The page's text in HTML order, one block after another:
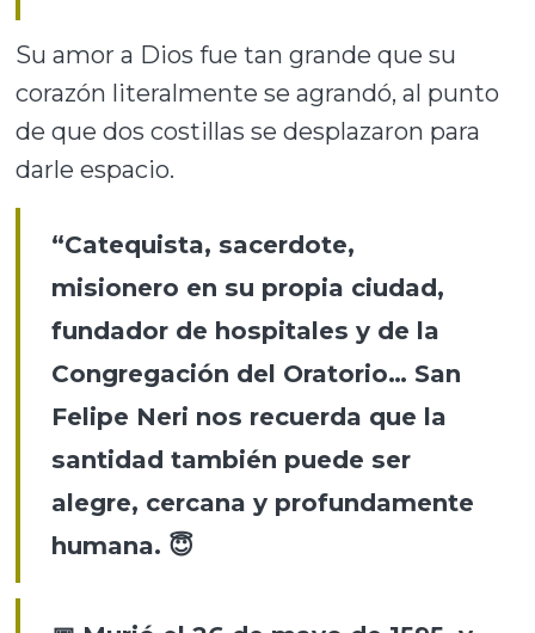
Su amor a Dios fue tan grande que su
corazón literalmente se agrandó, al punto
de que dos costillas se desplazaron para
darle espacio.
“Catequista, sacerdote,
misionero en su propia ciudad,
fundador de hospitales y de la
Congregación del Oratorio… San
Felipe Neri nos recuerda que la
santidad también puede ser
alegre, cercana y profundamente
humana. 😇